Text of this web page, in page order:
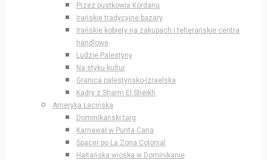
Przez pustkowia Kordanu
Irańskie tradycyjne bazary
Irańskie kobiety na zakupach i teherańskie centra
handlowe
Ludzie Palestyny
Na styku kultur
Granica palestyńsko-izraelska
Kadry z Sharm El Sheikh
Ameryka Łacińska
Dominikański targ
Karnawał w Punta Cana
Spacer po La Zona Colonial
Haitańska wioska w Dominikanie